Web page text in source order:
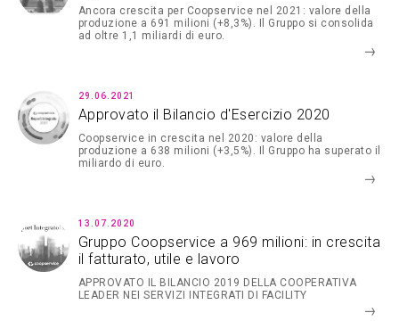
Ancora crescita per Coopservice nel 2021: valore della
produzione a 691 milioni (+8,3%). Il Gruppo si consolida
ad oltre 1,1 miliardi di euro.
29.06.2021
Approvato il Bilancio d'Esercizio 2020
Coopservice in crescita nel 2020: valore della
produzione a 638 milioni (+3,5%). Il Gruppo ha superato il
miliardo di euro.
13.07.2020
Gruppo Coopservice a 969 milioni: in crescita
il fatturato, utile e lavoro
APPROVATO IL BILANCIO 2019 DELLA COOPERATIVA
LEADER NEI SERVIZI INTEGRATI DI FACILITY